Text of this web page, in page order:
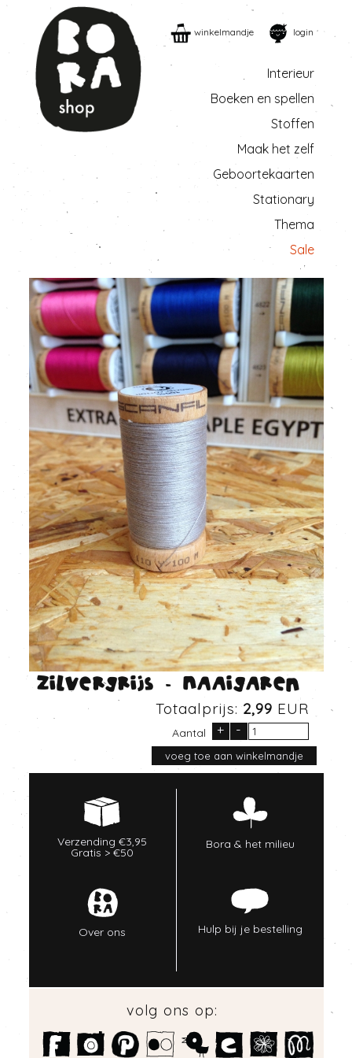
winkelmandje login
Interieur
Boeken en spellen
Stoffen
Maak het zelf
Geboortekaarten
Stationary
Thema
Sale
Zilvergrijs - Naaigaren
Totaalprijs: 2,99 EUR
Aantal + -
Verzending €3,95
Gratis > €50
Bora & het milieu
Over ons Hulp bij je bestelling
volg ons op: